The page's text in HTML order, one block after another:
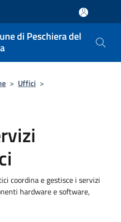
di Peschiera del
> Uffici >
coordina e gestisce i servizi
hardware e software,